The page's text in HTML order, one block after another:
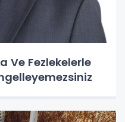
Ve Fezlekelerle